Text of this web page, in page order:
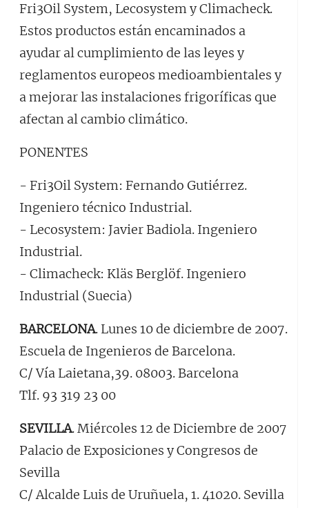
Fri3Oil System, Lecosystem y Climacheck.
Estos productos están encaminados a
ayudar al cumplimiento de las leyes y
reglamentos europeos medioambientales y
a mejorar las instalaciones frigoríficas que
afectan al cambio climático.
PONENTES
- Fri3Oil System: Fernando Gutiérrez.
Ingeniero técnico Industrial.
- Lecosystem: Javier Badiola. Ingeniero
Industrial.
- Climacheck: Kläs Berglöf. Ingeniero
Industrial (Suecia)
BARCELONA. Lunes 10 de diciembre de 2007.
Escuela de Ingenieros de Barcelona.
C/ Vía Laietana,39. 08003. Barcelona
Tlf. 93 319 23 00
SEVILLA. Miércoles 12 de Diciembre de 2007
Palacio de Exposiciones y Congresos de
Sevilla
C/ Alcalde Luis de Uruñuela, 1. 41020. Sevilla